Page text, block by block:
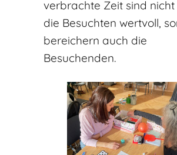
verbrachte Zeit sind
die Besuchten wertvoll,
bereichern auch die
Besuchenden.